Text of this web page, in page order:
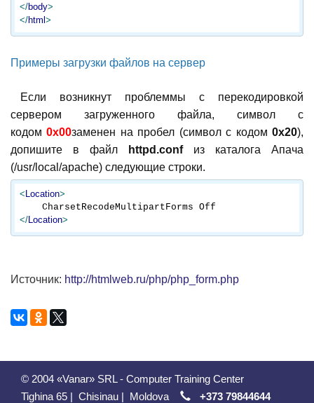
</body>
</html >
Примеры загрузки файлов на сервер
Если возникнут проблеммы с перекодировкой
сервером загруженного файла, символ с
кодом0х00заменен на пробел (символ с кодом0х20),
допишите в файл
httpd.confиз каталога Апача
(/usr/local/apache) следующие строки.
< Location>
</Location>
Источник: http://htmlweb.ru/php/php_form.php
© 2004 «Vanar» SRL - Computer Training Center
Tighina 65 | Chisinau | Moldova +373 79844644